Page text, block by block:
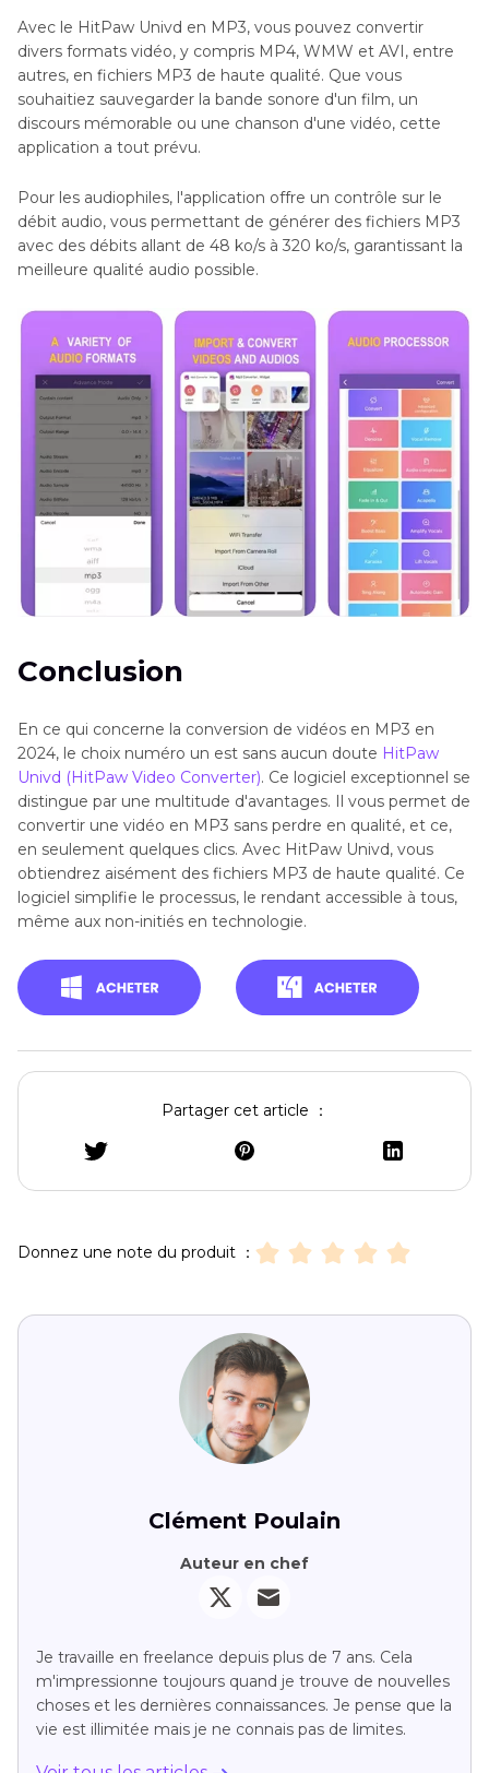
Avec le HitPaw Univd en MP3, vous pouvez convertir
divers formats vidéo, y compris MP4, WMW et AVI, entre
autres, en fichiers MP3 de haute qualité. Que vous
souhaitiez sauvegarder la bande sonore d'un film, un
discours mémorable ou une chanson d'une vidéo, cette
application a tout prévu.
Pour les audiophiles, l'application offre un contrôle sur le
débit audio, vous permettant de générer des fichiers MP3
avec des débits allant de 48 ko/s à 320 ko/s, garantissant la
meilleure qualité audio possible.
Conclusion
En ce qui concerne la conversion de vidéos en MP3 en
2024, le choix numéro un est sans aucun doute HitPaw
Univd (HitPaw Video Converter). Ce logiciel exceptionnel se
distingue par une multitude d'avantages. Il vous permet de
convertir une vidéo en MP3 sans perdre en qualité, et ce,
en seulement quelques clics. Avec HitPaw Univd, vous
obtiendrez aisément des fichiers MP3 de haute qualité. Ce
logiciel simplifie le processus, le rendant accessible à tous,
même aux non-initiés en technologie.
Partager cet article ：
Donnez une note du produit ：
Clément Poulain
Auteur en chef
Je travaille en freelance depuis plus de 7 ans. Cela
m'impressionne toujours quand je trouve de nouvelles
choses et les dernières connaissances. Je pense que la
vie est illimitée mais je ne connais pas de limites.